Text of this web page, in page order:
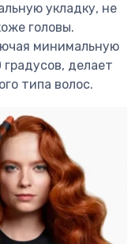
укладку, не
головы.
минимальную
градусов, делает
типа волос.